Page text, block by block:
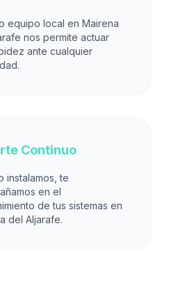
equipo local en Mairena
nos permite actuar
ante cualquier
Continuo
instalamos, te
en el
de tus sistemas en
del Aljarafe.